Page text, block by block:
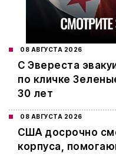
08 АВГУСТА 2026
С Эвереста
по кличке
30 лет
08 АВГУСТА 2026
США досрочно
корпуса,